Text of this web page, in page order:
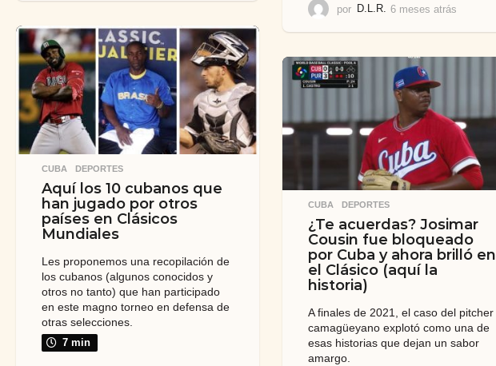
s
a
t
r
á
s
por D.L.R. 6 meses atrás
s
t
r
s
CUBA ,DEPORTES
Aquí los 10 cubanos que
han jugado por otros
países en Clásicos
Mundiales
Les proponemos una recopilación de
los cubanos (algunos conocidos y
otros no tanto) que han participado
en este magno torneo en defensa de
otras selecciones.
7 min
CUBA ,DEPORTES
¿Te acuerdas? Josimar
Cousin fue bloqueado
por Cuba y ahora brilló en
el Clásico (aquí la
historia)
A finales de 2021, el caso del pitcher
camagüeyano explotó como una de
esas historias que dejan un sabor
amargo.